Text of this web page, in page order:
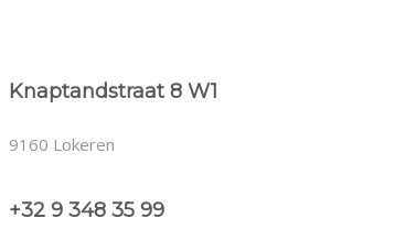
Knaptandstraat 8 W1
9160 Lokeren
+32 9 348 35 99